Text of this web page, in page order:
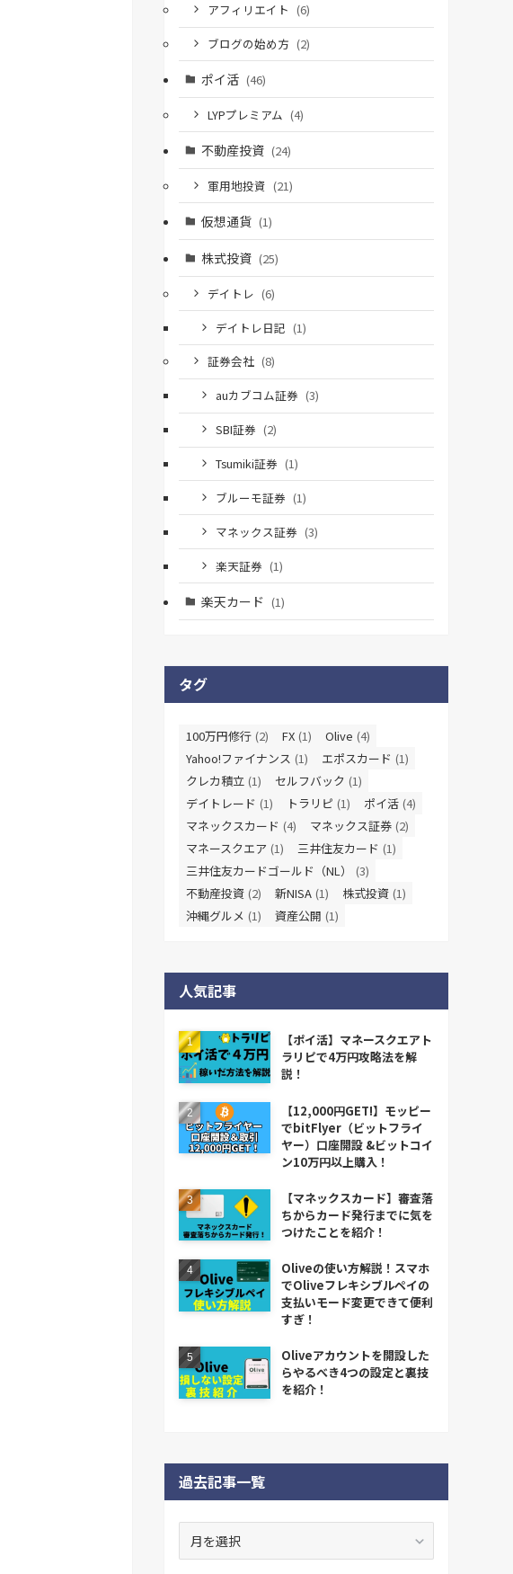
アフィリエイト (6)
ブログの始め方 (2)
ポイ活 (46)
LYPプレミアム (4)
不動産投資 (24)
軍用地投資 (21)
仮想通貨 (1)
株式投資 (25)
デイトレ (6)
デイトレ日記 (1)
証券会社 (8)
auカブコム証券 (3)
SBI証券 (2)
Tsumiki証券 (1)
ブルーモ証券 (1)
マネックス証券 (3)
楽天証券 (1)
楽天カード (1)
タグ
100万円修行 (2) FX (1) Olive (4)
Yahoo!ファイナンス (1) エポスカード (1)
クレカ積立 (1) セルフバック (1)
デイトレード (1) トラリピ (1) ポイ活 (4)
マネックスカード (4) マネックス証券 (2)
マネースクエア (1) 三井住友カード (1)
三井住友カードゴールド（NL）
(3)
不動産投資 (2) 新NISA (1) 株式投資 (1)
沖縄グルメ (1) 資産公開 (1)
人気記事
【ポイ活】マネースクエアト
ラリピで4万円攻略法を解
説！
【12,000円GET!】モッピー
でbitFlyer（ビットフライ
ヤー）口座開設 &ビットコイ
ン10万円以上購入！
【マネックスカード】審査落
ちからカード発行までに気を
つけたことを紹介！
Oliveの使い方解説！スマホ
でOliveフレキシブルペイの
支払いモード変更できて便利
すぎ！
Oliveアカウントを開設した
らやるべき4つの設定と裏技
を紹介！
過去記事一覧